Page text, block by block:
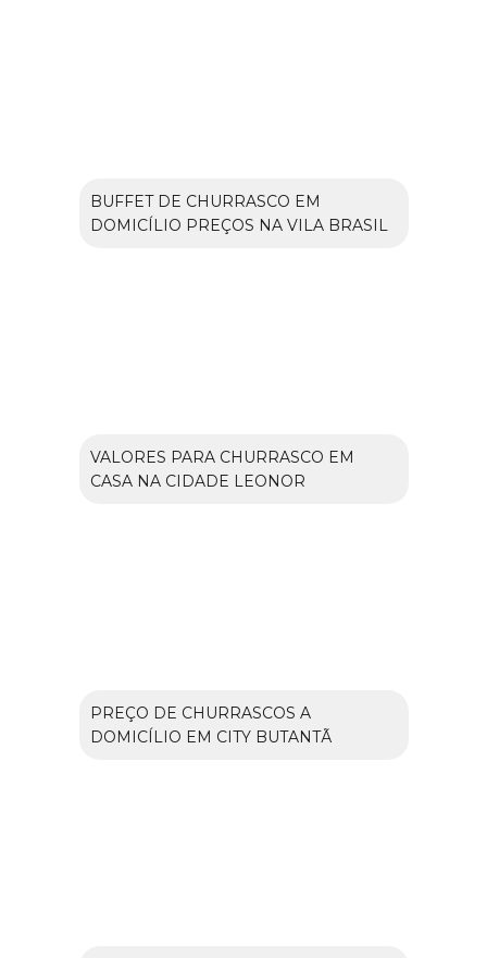
BUFFET DE CHURRASCO EM
DOMICÍLIO PREÇOS NA VILA BRASIL
VALORES PARA CHURRASCO EM
CASA NA CIDADE LEONOR
PREÇO DE CHURRASCOS A
DOMICÍLIO EM CITY BUTANTÃ